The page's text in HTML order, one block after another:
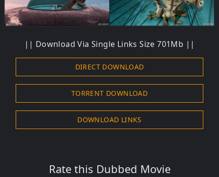
|| Download Via Single Links Size 701Mb ||
DIRECT DOWNLOAD
TORRENT DOWNLOAD
DOWNLOAD LINKS
Rate this Dubbed Movie